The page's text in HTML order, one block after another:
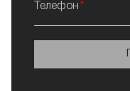
Телефон